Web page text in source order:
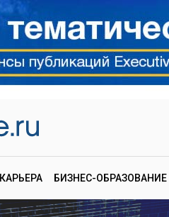
КАРЬЕРА БИЗНЕС-ОБРАЗОВАНИЕ